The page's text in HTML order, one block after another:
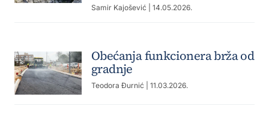
Samir Kajošević | 14.05.2026.
Obećanja funkcionera brža od
gradnje
Teodora Đurnić | 11.03.2026.